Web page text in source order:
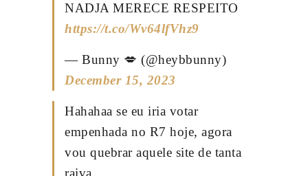
NADJA MERECE RESPEITO
https://t.co/Wv64lfVhz9
— Bunny 💋 (@heybbunny)
December 15, 2023
Hahahaa se eu iria votar
empenhada no R7 hoje, agora
vou quebrar aquele site de tanta
raiva